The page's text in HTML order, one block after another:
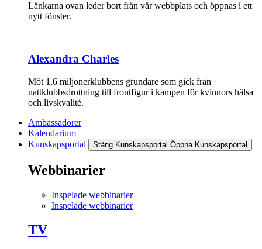
Länkarna ovan leder bort från vår webbplats och öppnas i ett
nytt fönster.
Alexandra Charles
Möt 1,6 miljonerklubbens grundare som gick från
nattklubbsdrottning till frontfigur i kampen för kvinnors hälsa
och livskvalité.
Ambassadörer
Kalendarium
Kunskapsportal
Stäng Kunskapsportal Öppna Kunskapsportal
Webbinarier
Inspelade webbinarier
Inspelade webbinarier
TV